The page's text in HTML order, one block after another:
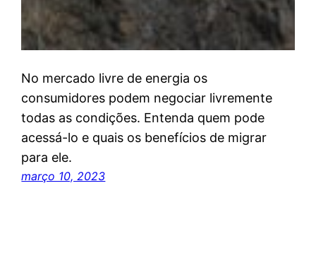
No mercado livre de energia os
consumidores podem negociar livremente
todas as condições. Entenda quem pode
acessá-lo e quais os benefícios de migrar
para ele.
março 10, 2023